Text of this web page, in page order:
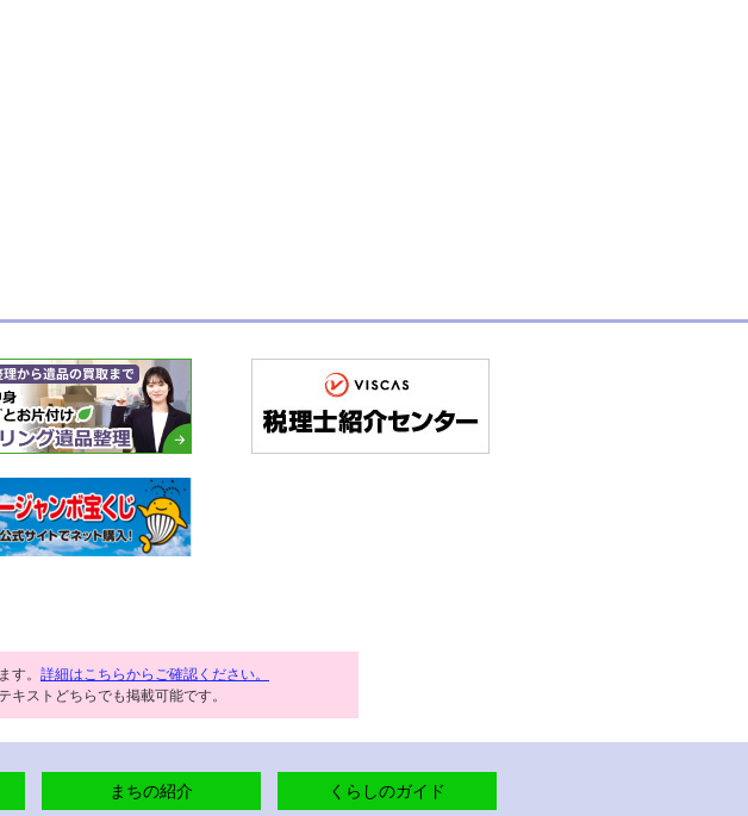
す。 詳細はこちらからご確認ください。
ストどちらでも掲載可能です。
まちの紹介 くらしのガイド